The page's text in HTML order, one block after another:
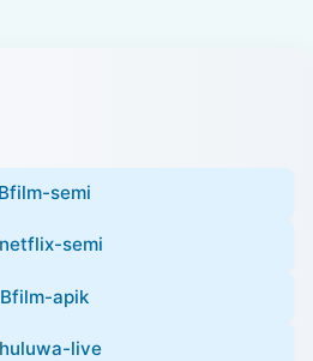
Bfilm-semi
semi
Bfilm-apik
live